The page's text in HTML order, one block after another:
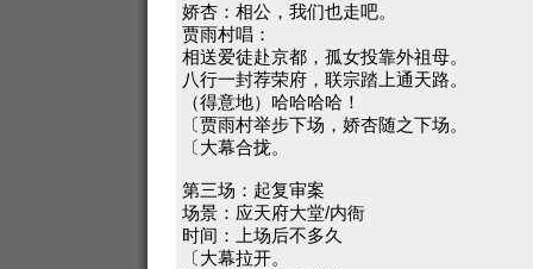
娇杏：相公，我们也走吧。
贾雨村唱：
相送爱徒赴京都，孤女投靠外祖母。
八行一封荐荣府，联宗踏上通天路。
（得意地）哈哈哈哈！
〔贾雨村举步下场，娇杏随之下场。
〔大幕合拢。
第三场：起复审案
场景：应天府大堂/内衙
时间：上场后不多久
〔大幕拉开。